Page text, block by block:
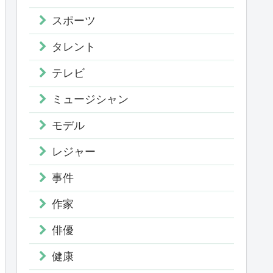
スポーツ
タレント
テレビ
ミュージシャン
モデル
レジャー
事件
作家
俳優
健康